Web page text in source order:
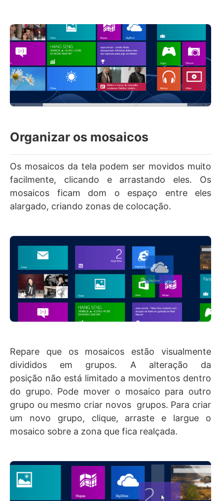
Organizar os mosaicos
Os mosaicos da tela podem ser movidos muito
facilmente, clicando e arrastando eles. Os
mosaicos ficam dom o espaço entre eles
alargado, criando zonas de colocação.
Repare que os mosaicos estão visualmente
divididos em grupos. A alteração da
posição não está limitado a movimentos dentro
do grupo. Pode mover o mosaico para outro
grupo ou mesmo criar novos grupos. Para criar
um novo grupo, clique, arraste e largue o
mosaico sobre a zona que fica realçada.